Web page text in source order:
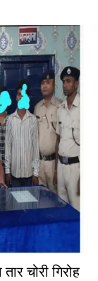
चोरी गिरोह